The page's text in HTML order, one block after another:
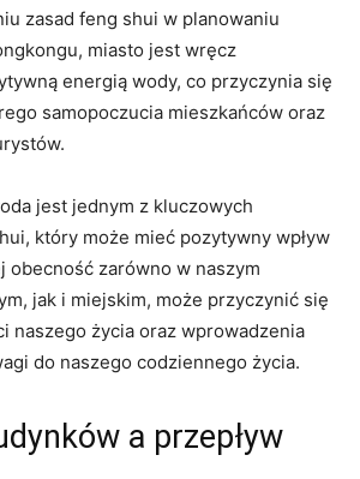
zasad feng shui w planowaniu
miasto jest wręcz‍
energią‌ wody, co przyczynia‍ się‌
samopoczucia mieszkańców ‌oraz⁣
jest jednym z ⁢kluczowych
który może mieć pozytywny ‌wpływ
obecność zarówno w ‌naszym
jak i miejskim, może przyczynić⁣ się
naszego życia oraz wprowadzenia
do naszego ‍codziennego życia.
a przepływ